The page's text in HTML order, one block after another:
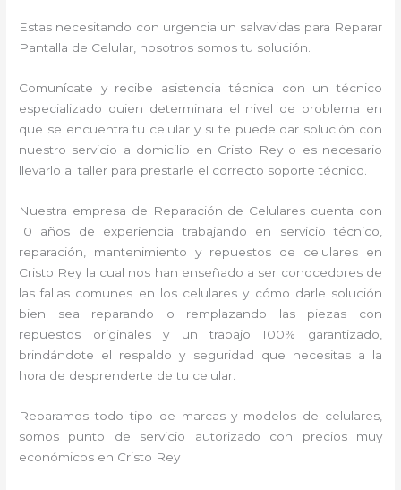
Estas necesitando con urgencia un salvavidas para Reparar
Pantalla de Celular, nosotros somos tu solución.
Comunícate y recibe asistencia técnica con un técnico
especializado quien determinara el nivel de problema en
que se encuentra tu celular y si te puede dar solución con
nuestro servicio a domicilio en Cristo Rey o es necesario
llevarlo al taller para prestarle el correcto soporte técnico.
Nuestra empresa de Reparación de Celulares cuenta con
10 años de experiencia trabajando en servicio técnico,
reparación, mantenimiento y repuestos de celulares en
Cristo Rey la cual nos han enseñado a ser conocedores de
las fallas comunes en los celulares y cómo darle solución
bien sea reparando o remplazando las piezas con
repuestos originales y un trabajo 100% garantizado,
brindándote el respaldo y seguridad que necesitas a la
hora de desprenderte de tu celular.
Reparamos todo tipo de marcas y modelos de celulares,
somos punto de servicio autorizado con precios muy
económicos en Cristo Rey